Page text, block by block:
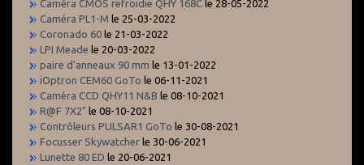
Caméra CMOS refroidie QHY 168C le 28-05-2022
Caméra PL1-M le 25-03-2022
Coronado 60 le 21-03-2022
LPI Meade le 20-03-2022
paire d'anneaux 90 mm le 13-01-2022
iOptron CEM60 GoTo le 06-11-2021
Caméra CCD QHY11 N&B le 08-10-2021
R@F 7X2" le 08-10-2021
Contrôleurs PULSAR1 GoTo le 30-08-2021
Focusser Skywatcher le 30-06-2021
Lunette 80 ED le 20-06-2021